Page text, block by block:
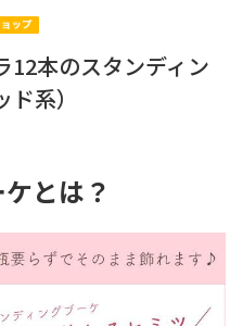
本のスタンディン
系）
とは？